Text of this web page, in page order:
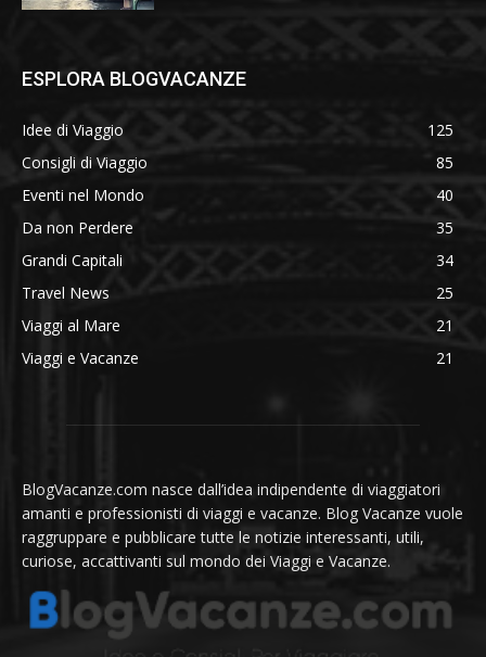
ESPLORA BLOGVACANZE
Idee di Viaggio
125
Consigli di Viaggio
85
Eventi nel Mondo
40
Da non Perdere
35
Grandi Capitali
34
Travel News
25
Viaggi al Mare
21
Viaggi e Vacanze
21
BlogVacanze.com nasce dall’idea indipendente di viaggiatori
amanti e professionisti di viaggi e vacanze. Blog Vacanze vuole
raggruppare e pubblicare tutte le notizie interessanti, utili,
curiose, accattivanti sul mondo dei Viaggi e Vacanze.